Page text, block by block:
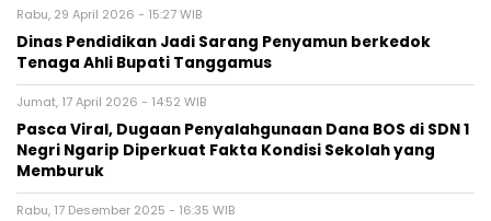
Rabu, 29 April 2026 - 15:27 WIB
Dinas Pendidikan Jadi Sarang Penyamun berkedok
Tenaga Ahli Bupati Tanggamus
Jumat, 17 April 2026 - 14:52 WIB
Pasca Viral, Dugaan Penyalahgunaan Dana BOS di SDN 1
Negri Ngarip Diperkuat Fakta Kondisi Sekolah yang
Memburuk
Rabu, 17 Desember 2025 - 16:35 WIB